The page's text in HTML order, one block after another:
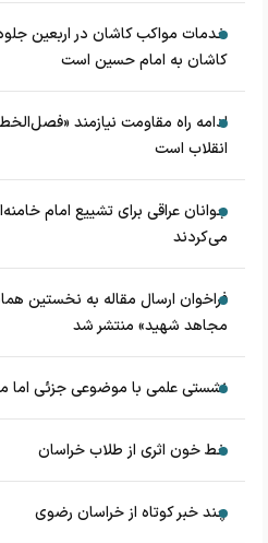
خدمات مواکب کاشان در اربعین
کاشان به امام حسین است
ادامه راه مقاومت نیازمند
انقلاب است
جوانان عراقی برای تشییع امام
می‌کردند
فراخوان ارسال مقاله به نخستین
مجاهد شهید» منتشر شد
نشستی علمی با موضوعی جزئی اما
خط خون اثری از طلاب خراسان
چند خبر کوتاه از خراسان رضوی